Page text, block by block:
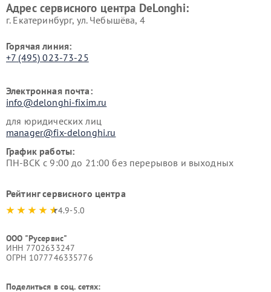
Адрес сервисного центра DeLonghi:
г. Екатеринбург, ул. Чебышёва, 4
Горячая линия:
+7 (495) 023-73-25
Электронная почта:
info@delonghi-fixim.ru
для юридических лиц
manager@fix-delonghi.ru
График работы:
ПН-ВСК с 9:00 до 21:00 без перерывов и выходных
Рейтинг сервисного центра
4.9-5.0
ООО "Русервис"
ИНН 7702633247
ОГРН 1077746335776
Поделиться в соц. сетях: